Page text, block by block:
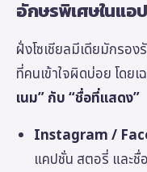
อักษรพิเศษในแอ
ฝั่งโซเชียลมีเดียมักรอ
ที่คนเข้าใจผิดบ่อย โดยเ
เนม” กับ “ชื่อที่แสดง”
Instagram /
แคปชั่น สตอรี่ และชื่